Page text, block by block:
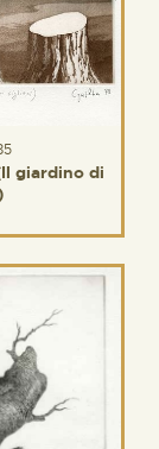
giardino di